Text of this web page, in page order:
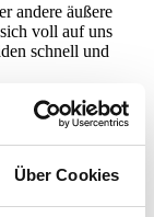
Über Cookies
andere äußere
voll auf uns
schnell und
indem
bei uns in Auftrag
auf "Herz
über den
und es wird eine